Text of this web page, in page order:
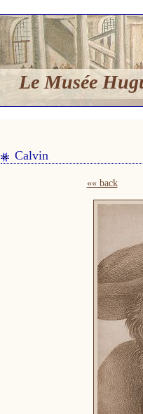
Le Musée
Calvin
«« back